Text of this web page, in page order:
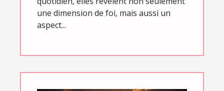
une dimension de foi, mais aussi un
aspect...